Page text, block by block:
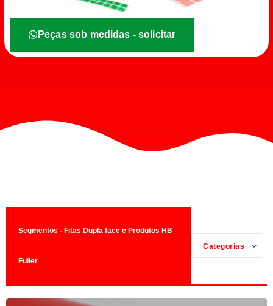
Peças sob medidas - solicitar
Segmentos - Fitas Dupla face e Produtos HB
Fuller
Categorias